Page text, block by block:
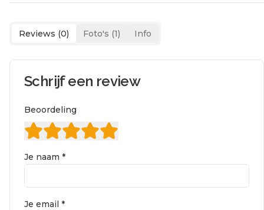
Reviews (0) Foto's (1) Info
Schrijf een review
Beoordeling
Je naam *
Je email *